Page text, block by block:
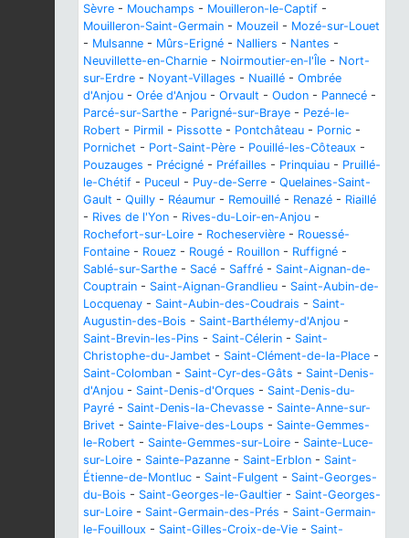
Sèvre - Mouchamps - Mouilleron-le-Captif -
Mouilleron-Saint-Germain - Mouzeil - Mozé-sur-Louet
- Mulsanne - Mûrs-Erigné - Nalliers - Nantes -
Neuvillette-en-Charnie - Noirmoutier-en-l'Île - Nort-
sur-Erdre - Noyant-Villages - Nuaillé - Ombrée
d'Anjou - Orée d'Anjou - Orvault - Oudon - Pannecé -
Parcé-sur-Sarthe - Parigné-sur-Braye - Pezé-le-
Robert - Pirmil - Pissotte - Pontchâteau - Pornic -
Pornichet - Port-Saint-Père - Pouillé-les-Côteaux -
Pouzauges - Précigné - Préfailles - Prinquiau - Pruillé-
le-Chétif - Puceul - Puy-de-Serre - Quelaines-Saint-
Gault - Quilly - Réaumur - Remouillé - Renazé - Riaillé
- Rives de l'Yon - Rives-du-Loir-en-Anjou -
Rochefort-sur-Loire - Rocheservière - Rouessé-
Fontaine - Rouez - Rougé - Rouillon - Ruffigné -
Sablé-sur-Sarthe - Sacé - Saffré - Saint-Aignan-de-
Couptrain - Saint-Aignan-Grandlieu - Saint-Aubin-de-
Locquenay - Saint-Aubin-des-Coudrais - Saint-
Augustin-des-Bois - Saint-Barthélemy-d'Anjou -
Saint-Brevin-les-Pins - Saint-Célerin - Saint-
Christophe-du-Jambet - Saint-Clément-de-la-Place -
Saint-Colomban - Saint-Cyr-des-Gâts - Saint-Denis-
d'Anjou - Saint-Denis-d'Orques - Saint-Denis-du-
Payré - Saint-Denis-la-Chevasse - Sainte-Anne-sur-
Brivet - Sainte-Flaive-des-Loups - Sainte-Gemmes-
le-Robert - Sainte-Gemmes-sur-Loire - Sainte-Luce-
sur-Loire - Sainte-Pazanne - Saint-Erblon - Saint-
Étienne-de-Montluc - Saint-Fulgent - Saint-Georges-
du-Bois - Saint-Georges-le-Gaultier - Saint-Georges-
sur-Loire - Saint-Germain-des-Prés - Saint-Germain-
le-Fouilloux - Saint-Gilles-Croix-de-Vie - Saint-